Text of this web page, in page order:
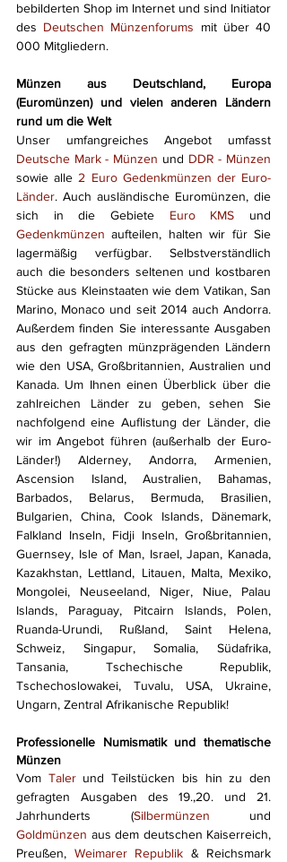
bebilderten Shop im Internet und sind Initiator
des Deutschen Münzenforums mit über 40
000 Mitgliedern.
Münzen aus Deutschland, Europa
(Euromünzen) und vielen anderen Ländern
rund um die Welt
Deutsche Mark - Münzen und DDR - Münzen
sowie alle 2 Euro Gedenkmünzen der Euro-
Länder. Auch ausländische Euromünzen, die
sich in die Gebiete Euro KMS
Gedenkmünzen aufteilen, halten wir für Sie
lagermäßig verfügbar. Selbstverständlich
auch die besonders seltenen und kostbaren
Stücke aus Kleinstaaten wie dem Vatikan, San
Marino, Monaco und seit 2014 auch Andorra.
Außerdem finden Sie interessante Ausgaben
aus den gefragten münzprägenden Ländern
wie den USA, Großbritannien, Australien und
Kanada. Um Ihnen einen Überblick über die
zahlreichen Länder zu geben, sehen Sie
nachfolgend eine Auflistung der Länder, die
wir im Angebot führen (außerhalb der Euro-
Länder!) Alderney, Andorra, Armenien,
Ascension Island, Australien, Bahamas,
Barbados, Belarus, Bermuda, Brasilien,
Bulgarien, China, Cook Islands, Dänemark,
Falkland Inseln, Fidji Inseln, Großbritannien,
Guernsey, Isle of Man, Israel, Japan, Kanada,
Kazakhstan, Lettland, Litauen, Malta, Mexiko,
Mongolei, Neuseeland, Niger, Niue, Palau
Islands, Paraguay, Pitcairn Islands, Polen,
Ruanda-Urundi, Rußland, Saint Helena,
Schweiz, Singapur, Somalia, Südafrika,
Tansania, Tschechische Republik,
Tschechoslowakei, Tuvalu, USA, Ukraine,
Ungarn, Zentral Afrikanische Republik!
Professionelle Numismatik und thematische
Münzen
Vom Taler und Teilstücken bis hin zu den
gefragten Ausgaben des 19.,20. und 21.
Jahrhunderts (Silbermünzen
Goldmünzen aus dem deutschen Kaiserreich,
Preußen, Weimarer Republik & Reichsmark